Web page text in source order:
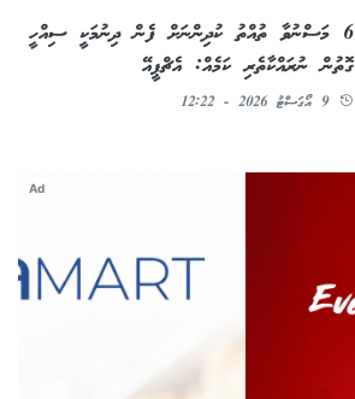
6 މަސްނުވާ ތުއްތު ކުދިންނަށް ފެން ދިނުމަކީ ސިއްހީ
ގޮތުން ނުރައްކާތެރި ކަމެއް: އެޗްޕީއޭ
9 އޯގަސްޓު 2026 - 12:22
Ad